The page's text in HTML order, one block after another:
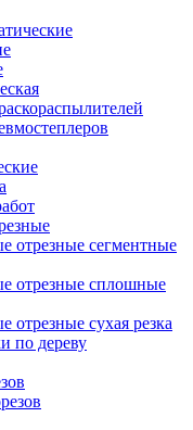
отрезные сегментные
отрезные сплошные
отрезные сухая резка
по дереву